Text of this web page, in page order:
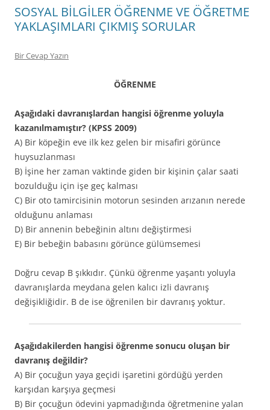
SOSYAL BİLGİLER ÖĞRENME VE ÖĞRETME
YAKLAŞIMLARI ÇIKMIŞ SORULAR
Bir Cevap Yazın
ÖĞRENME
Aşağıdaki davranışlardan hangisi öğrenme yoluyla
kazanılmamıştır? (KPSS 2009)
A) Bir köpeğin eve ilk kez gelen bir misafiri görünce
huysuzlanması
B) İşine her zaman vaktinde giden bir kişinin çalar saati
bozulduğu için işe geç kalması
C) Bir oto tamircisinin motorun sesinden arızanın nerede
olduğunu anlaması
D) Bir annenin bebeğinin altını değiştirmesi
E) Bir bebeğin babasını görünce gülümsemesi
Doğru cevap B şıkkıdır. Çünkü öğrenme yaşantı yoluyla
davranışlarda meydana gelen kalıcı izli davranış
değişikliğidir. B de ise öğrenilen bir davranış yoktur.
Aşağıdakilerden hangisi öğrenme sonucu oluşan bir
davranış değildir?
A) Bir çocuğun yaya geçidi işaretini gördüğü yerden
karşıdan karşıya geçmesi
B) Bir çocuğun ödevini yapmadığında öğretmenine yalan